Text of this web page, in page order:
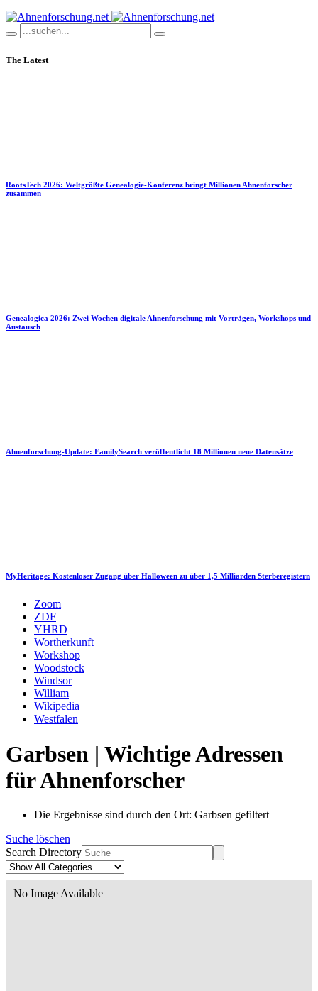
The Latest
RootsTech 2026: Weltgrößte Genealogie-Konferenz bringt Millionen Ahnenforscher
zusammen
Genealogica 2026: Zwei Wochen digitale Ahnenforschung mit Vorträgen, Workshops und
Austausch
Ahnenforschung-Update: FamilySearch veröffentlicht 18 Millionen neue Datensätze
MyHeritage: Kostenloser Zugang über Halloween zu über 1,5 Milliarden Sterberegistern
Zoom
ZDF
YHRD
Wortherkunft
Workshop
Woodstock
Windsor
William
Wikipedia
Westfalen
Garbsen | Wichtige Adressen
für Ahnenforscher
Die Ergebnisse sind durch den Ort: Garbsen gefiltert
Suche löschen
Search Directory
No Image Available